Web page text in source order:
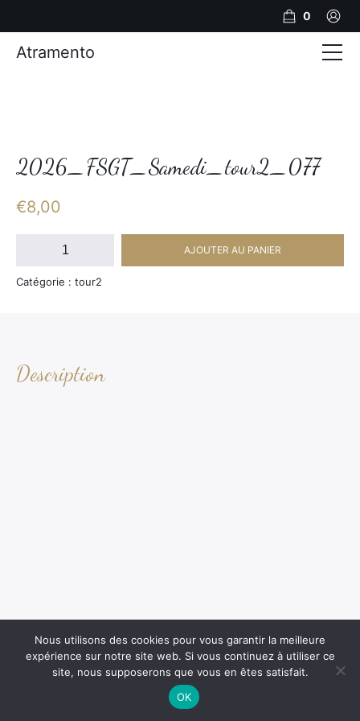
2026_FSGT_Samedi_tour2_077
€8,00
quantité
2026_FSGT_Samedi_tour2_077
AJOUTER AU PANIER
Catégorie : tour2
Description
0
Atramento
Photos
Nous utilisons des cookies pour vous garantir la meilleure
expérience sur notre site web. Si vous continuez à utiliser ce
site, nous supposerons que vous en êtes satisfait.
OK